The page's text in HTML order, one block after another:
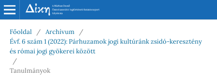
Főoldal / Archívum
/
Évf. 6 szám 1 (2022): Párhuzamok jogi kultúránk zsidó-keresztény
és római jogi gyökerei között
/
Tanulmányok